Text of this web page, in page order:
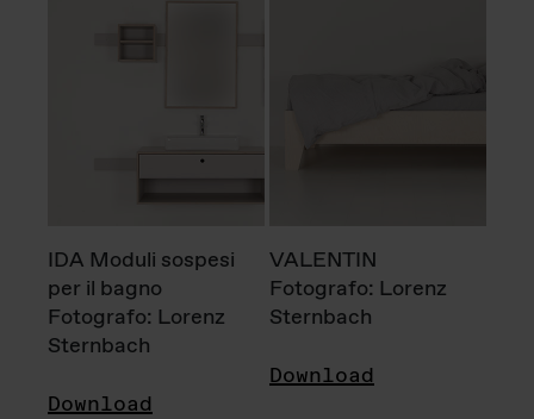
IDA Moduli sospesi
per il bagno
Fotografo: Lorenz
Sternbach
Download
VALENTIN
Fotografo: Lorenz
Sternbach
Download